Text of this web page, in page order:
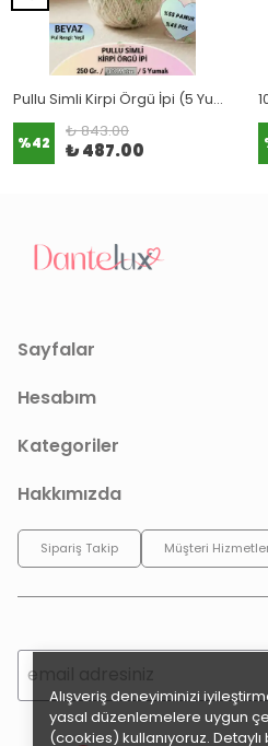
Alışveriş deneyiminizi
yasal düzenlemelere uygun
(cookies) kullanıyoruz. Detaylı
Pullu Simli Kirpi Örgü İpi (5 Yumak & 250 Gr. % 300 Metre) 1.76 Oz
%42
₺ 843.00
₺ 487.00
Sayfalar
Hesabım
Kategoriler
Hakkımızda
Sipariş Takip Müşteri